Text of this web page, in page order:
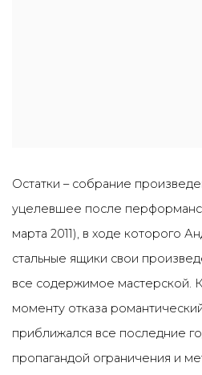
Остатки – собрание
уцелевшее после
марта 2011), в ходе которого
стальные ящики свои
все содержимое мастерской.
моменту отказа
приближался все последние
пропагандой ограничения и